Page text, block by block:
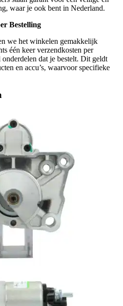
waar je ook bent in Nederland.
Bestelling
we het winkelen gemakkelijk
één keer verzendkosten per
dat je bestelt. Dit geldt
en accu’s, waarvoor specifieke